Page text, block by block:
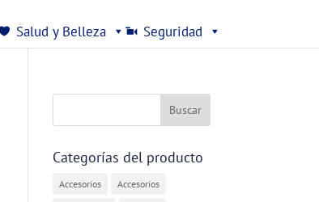
Salud y Belleza Seguridad
Categorías del producto
Accesorios Accesorios